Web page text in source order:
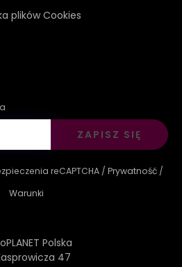
plików Cookies
ZAPISZ SIĘ
reCAPTCHA / Prywatność /
Warunki
Polska
47